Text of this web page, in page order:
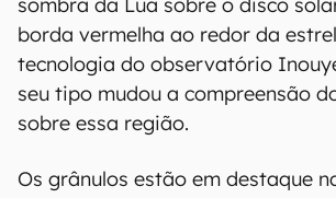
borda vermelha ao redor da
tecnologia do observatório
seu tipo mudou a compreensão
sobre essa região.
Os grânulos estão em destaque